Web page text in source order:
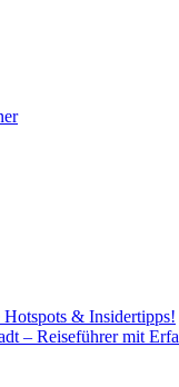
& Insidertipps!
– Reiseführer mit